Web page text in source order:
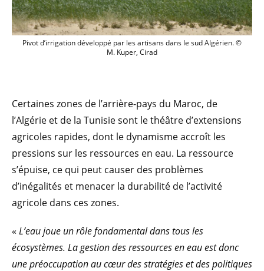
Pivot d’irrigation développé par les
Pivot d’irrigation développé par les artisans dans le sud Algérien. ©
M. Kuper, Cirad
Certaines zones de l’arrière-pays du Maroc, de
l’Algérie et de la Tunisie sont le théâtre d’extensions
agricoles rapides, dont le dynamisme accroît les
pressions sur les ressources en eau. La ressource
s’épuise, ce qui peut causer des problèmes
d’inégalités et menacer la durabilité de l’activité
agricole dans ces zones.
« L’eau joue un rôle fondamental dans tous les
écosystèmes. La gestion des ressources en eau est donc
une préoccupation au cœur des stratégies et des politiques